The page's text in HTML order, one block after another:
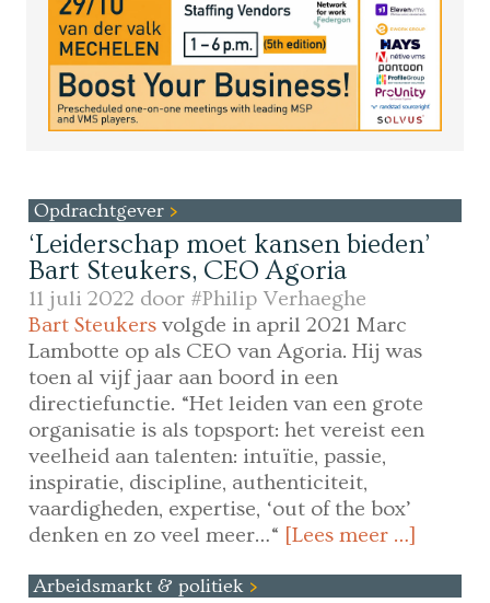
Opdrachtgever
‘Leiderschap moet kansen bieden’
Bart Steukers, CEO Agoria
11 juli 2022 door #Philip Verhaeghe
Bart Steukers volgde in april 2021 Marc
Lambotte op als CEO van Agoria. Hij was
toen al vijf jaar aan boord in een
directiefunctie. “Het leiden van een grote
organisatie is als topsport: het vereist een
veelheid aan talenten: intuïtie, passie,
inspiratie, discipline, authenticiteit,
vaardigheden, expertise, ‘out of the box’
denken en zo veel meer…“ [Lees meer …]
Arbeidsmarkt & politiek